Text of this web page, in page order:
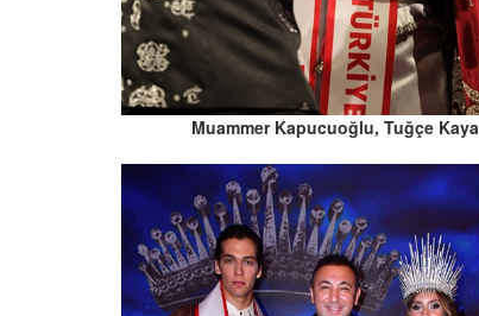
Muammer Kapucuoğlu, Tuğçe Kaya